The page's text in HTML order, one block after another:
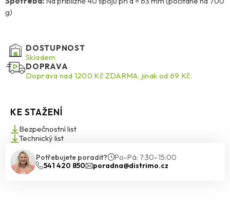
náročných podmínkách. Odolává teplotám od 0 °C do +80 °C a
g)
DOSTUPNOST
Skladem
DOPRAVA
Doprava nad 1200 Kč ZDARMA, jinak od 69 Kč.
KE STAŽENÍ
Bezpečnostní list
Technický list
Potřebujete poradit?
Po–Pá: 7:30–15:00
541 420 850
poradna@distrimo.cz